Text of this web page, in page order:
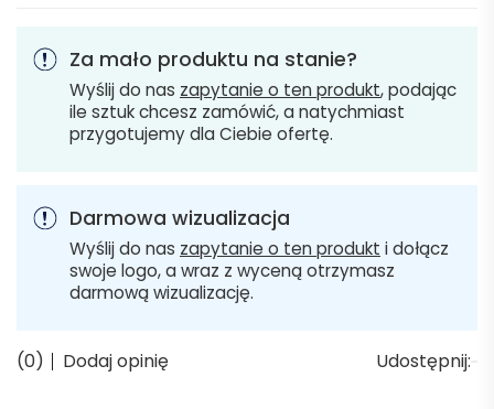
Za mało produktu na stanie?
Wyślij do nas zapytanie o ten produkt, podając
ile sztuk chcesz zamówić, a natychmiast
przygotujemy dla Ciebie ofertę.
Darmowa wizualizacja
Wyślij do nas zapytanie o ten produkt i dołącz
swoje logo, a wraz z wyceną otrzymasz
darmową wizualizację.
(0) Dodaj opinię Udostępnij: